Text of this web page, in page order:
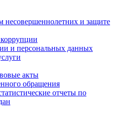
несовершеннолетних и защите
и персональных данных
акты
обращения
отчеты по